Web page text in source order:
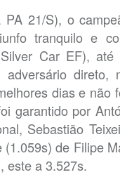
21/S), o
tranquilo e
Car EF), até
direto,
dias e não
garantido por
Sebastião
de Filipe
este a 3.527s.